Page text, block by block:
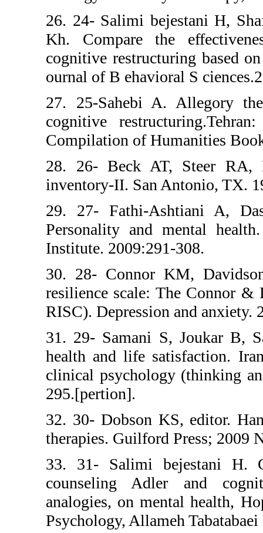
26. 24- Salimi
Kh. Compare
cognitive
ournal of B
27. 25-
cognitive
Compilation of
28. 26- Beck
inventory-II.
29. 27- Fathi-
Personality
Institute.
30. 28-
resilience
RISC).
31. 29-
health and life
clinical
32. 30-
therapies.
33. 31-
counseling
analogies, on
Psychology,